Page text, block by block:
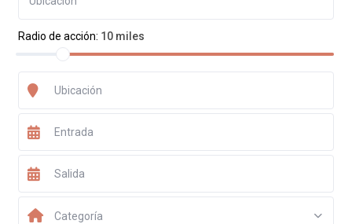
Radio de acción: 10 miles
Categoría